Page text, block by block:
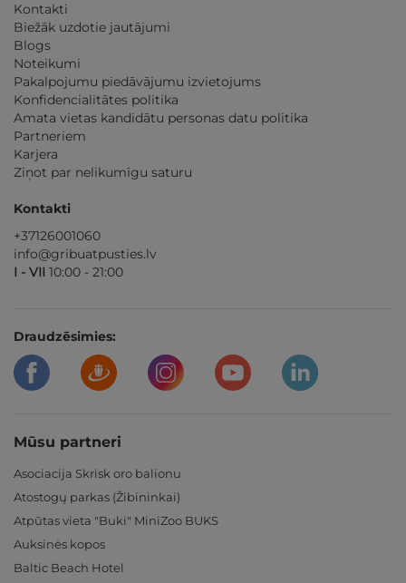
Kontakti
Biežāk uzdotie jautājumi
Blogs
Noteikumi
Pakalpojumu piedāvājumu izvietojums
Konfidencialitātes politika
Amata vietas kandidātu personas datu politika
Partneriem
Karjera
Ziņot par nelikumīgu saturu
Kontakti
+37126001060
info@gribuatpusties.lv
I - VII 10:00 - 21:00
Draudzēsimies:
Mūsu partneri
Asociacija Skrisk oro balionu
Atostogų parkas (Žibininkai)
Atpūtas vieta "Buki" MiniZoo BUKS
Auksinės kopos
Baltic Beach Hotel